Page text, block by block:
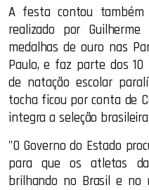
A festa contou
realizado por
medalhas de ouro nas
Paulo, e faz parte dos
de natação escolar
tocha ficou por conta de
integra a seleção
"O Governo do Estado
para que os atletas
brilhando no Brasil e no